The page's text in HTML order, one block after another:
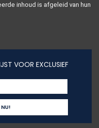
inhoud is afgeleid van hun
VOOR EXCLUSIEF